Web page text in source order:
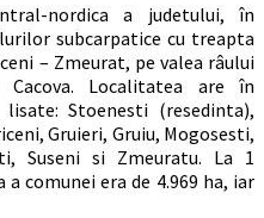
nordica a judetului, în
subcarpatice cu treapta
– Zmeurat, pe valea râului
Localitatea are în
Stoenesti (resedinta),
Gruieri, Gruiu, Mogosesti,
Suseni si Zmeuratu. La 1
comunei era de 4.969 ha, iar